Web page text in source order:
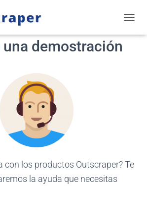
demostración
con los productos Outscraper? Te
la ayuda que necesitas